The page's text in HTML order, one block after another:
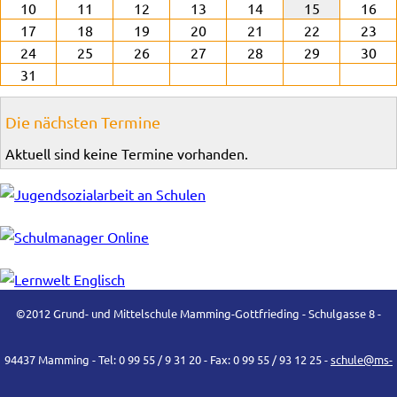
10
11 12 13 14 15
16
17
18 19 20 21 22
23
24
25 26 27 28 29
30
31
Die nächsten Termine
Aktuell sind keine Termine vorhanden.
©2012 Grund- und Mittelschule Mamming-Gottfrieding - Schulgasse 8 -
94437 Mamming - Tel: 0 99 55 / 9 31 20 - Fax: 0 99 55 / 93 12 25 -schule@ms-